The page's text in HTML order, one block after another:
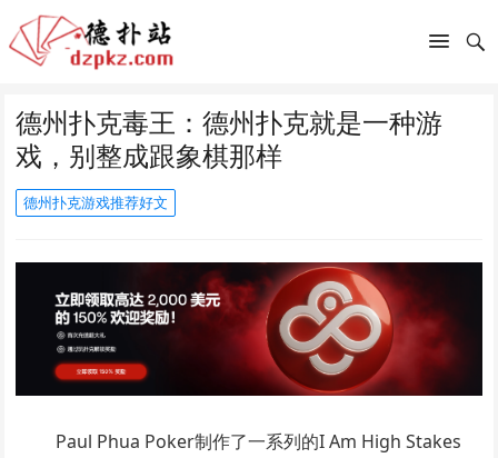
德州扑克毒王：德州扑克就是一种游
戏，别整成跟象棋那样
德州扑克游戏推荐好文
Paul Phua Poker制作了一系列的I Am High Stakes